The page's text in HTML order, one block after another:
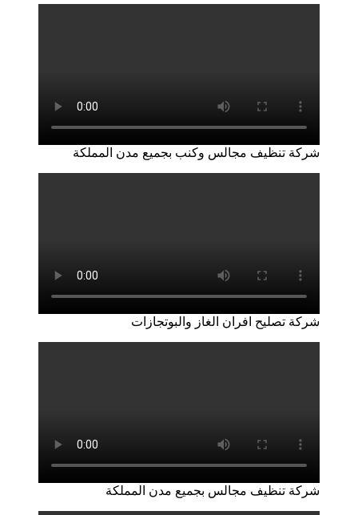
شركة تنظيف مجالس وكنب بجميع مدن المملكة
شركة تصليح افران الغاز والبوتجازات
شركة تنظيف مجالس بجميع مدن المملكة